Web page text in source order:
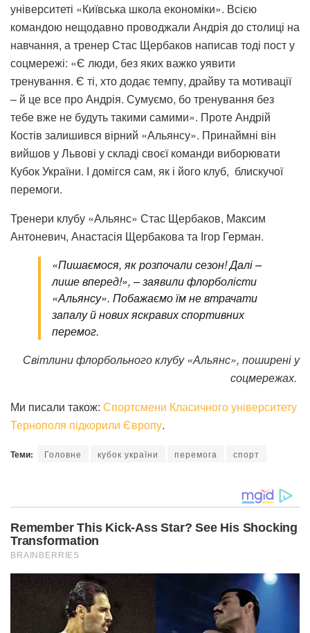
університеті «Київська школа економіки». Всією
командою нещодавно проводжали Андрія до столиці на
навчання, а тренер Стас Щербаков написав тоді пост у
соцмережі: «Є люди, без яких важко уявити
тренування. Є ті, хто додає темпу, драйву та мотивації
– й це все про Андрія. Сумуємо, бо тренування без
тебе вже не будуть такими самими». Проте Андрій
Костів залишився вірний «Альянсу». Принаймні він
вийшов у Львові у складі своєї команди виборювати
Кубок України. І домігся сам, як і його клуб, блискучої
перемоги.
Тренери клубу «Альянс» Стас Щербаков, Максим
Антоневич, Анастасія Щербакова та Ігор Герман.
«Пишаємося, як розпочали сезон! Далі –
лише вперед!», – заявили флорболісти
«Альянсу». Побажаємо їм не втрачати
запалу й нових яскравих спортивних
перемог.
Світлини флорбольного клубу «Альянс», поширені у
соцмережах.
Ми писали також: Спортсмени Класичного університету
Тернополя підкорили Європу.
Теми: Головне кубок україни перемога спорт